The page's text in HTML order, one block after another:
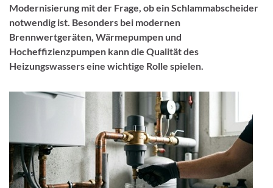
Modernisierung mit der Frage, ob ein Schlammabscheider
notwendig ist. Besonders bei modernen
Brennwertgeräten, Wärmepumpen und
Hocheffizienzpumpen kann die Qualität des
Heizungswassers eine wichtige Rolle spielen.